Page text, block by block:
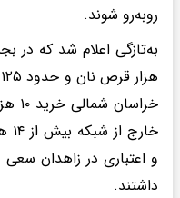
روبه‌رو شوند.
و اعتباری در زاهدان سعی
داشتند.